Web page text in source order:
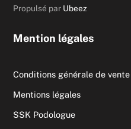
Propulsé par Ubeez
Mention légales
Conditions générale de vente
Mentions légales
SSK Podologue